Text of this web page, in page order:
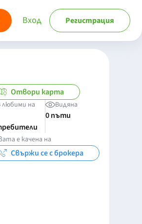
Вход Регистрация
Отвори карта
любими на Видяна
0 пъти
е качена на
Свържи се с брокера